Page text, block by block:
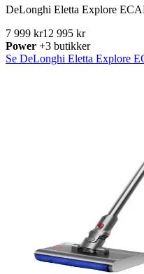
DeLonghi Eletta Explore
7 999 kr12 995 kr
Power +3 butikker
Se DeLonghi Eletta Explore